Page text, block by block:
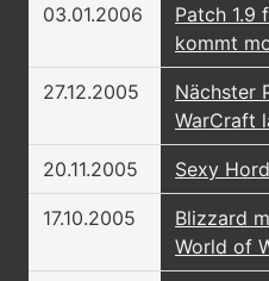
03.01.2006
Patch 1.9
kommt
27.12.2005
Nächster
WarCraft
20.11.2005 Sexy
17.10.2005
Blizzard
World of